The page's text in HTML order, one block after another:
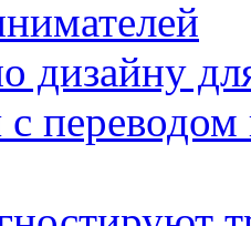
дизайну
переводом